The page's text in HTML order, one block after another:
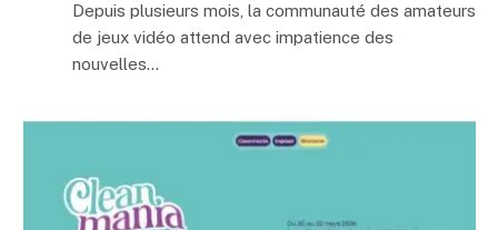
Depuis plusieurs mois, la communauté des amateurs
de jeux vidéo attend avec impatience des
nouvelles…